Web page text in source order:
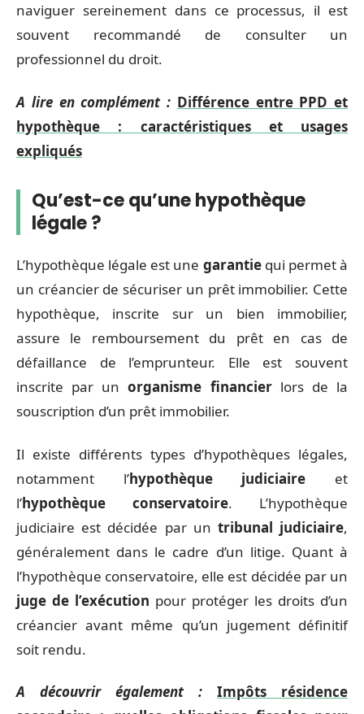
naviguer sereinement dans ce processus, il est
souvent recommandé de consulter un
professionnel du droit.
A lire en complément : Différence entre PPD et
hypothèque : caractéristiques et usages
expliqués
Qu’est-ce qu’une hypothèque
légale ?
L’hypothèque légale est une garantiequi permet à
un créancier de sécuriser un prêt immobilier. Cette
hypothèque, inscrite sur un bien immobilier,
assure le remboursement du prêt en cas de
défaillance de l’emprunteur. Elle est souvent
inscrite par unorganisme financierlors de la
souscription d’un prêt immobilier.
Il existe différents types d’hypothèques légales,
notamment l’hypothèque judiciaire et
l’hypothèque conservatoire. L’hypothèque
judiciaire est décidée par un tribunal judiciaire,
généralement dans le cadre d’un litige. Quant à
l’hypothèque conservatoire, elle est décidée par un
juge de l’exécution pour protéger les droits d’un
créancier avant même qu’un jugement définitif
soit rendu.
A découvrir également :
Impôts résidence